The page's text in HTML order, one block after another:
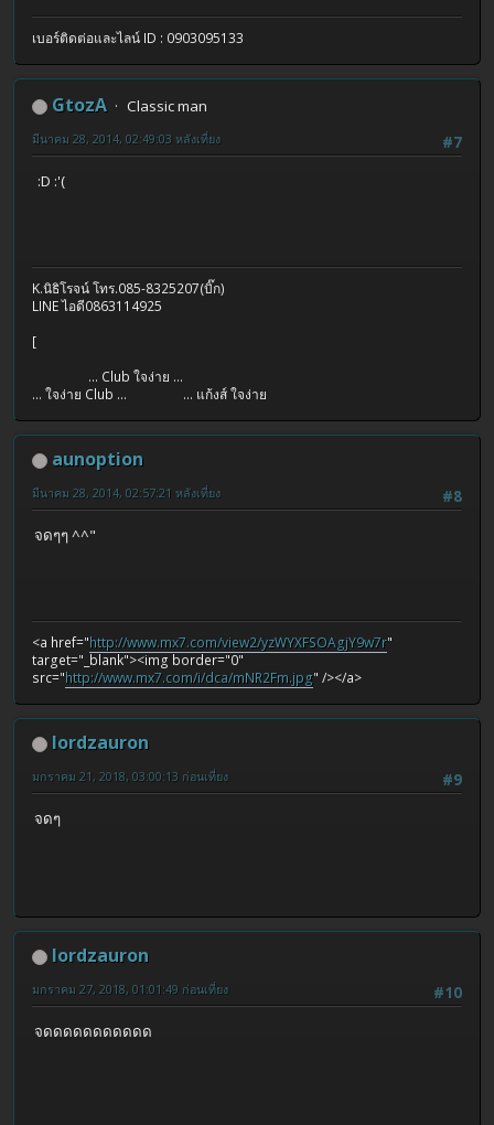
เบอร์ติดต่อและไลน์ ID : 0903095133
GtozA
Classic man
#7
มีนาคม 28, 2014, 02:49:03 หลังเที่ยง
:D :'(
K.นิธิโรจน์ โทร.085-8325207(บิ๊ก)
LINE ไอดี0863114925
[
... Club ใจง่าย ...
... ใจง่าย Club ... ... แก้งส์ ใจง่าย
aunoption
#8
มีนาคม 28, 2014, 02:57:21 หลังเที่ยง
จดๆๆ ^^"
<a href="http://www.mx7.com/view2/yzWYXFSOAgjY9w7r"
target="_blank"><img border="0"
src="http://www.mx7.com/i/dca/mNR2Fm.jpg" /></a>
lordzauron
#9
มกราคม 21, 2018, 03:00:13 ก่อนเที่ยง
จดๆ
lordzauron
#10
มกราคม 27, 2018, 01:01:49 ก่อนเที่ยง
จดดดดดดดดดดด